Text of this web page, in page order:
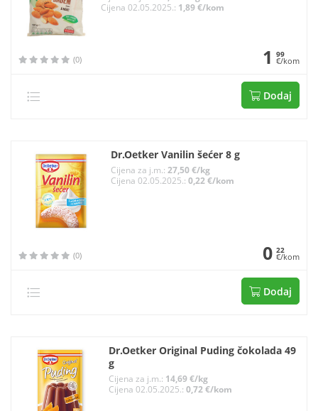
Cijena 02.05.2025.: 1,89 €/kom
(0) 1 99
€/kom
Dodaj
Dr.Oetker Vanilin šećer 8 g
Cijena za j.m.: 27,50 €/kg
Cijena 02.05.2025.: 0,22 €/kom
(0) 0 22
€/kom
Dodaj
Dr.Oetker Original Puding čokolada 49
g
Cijena za j.m.: 14,69 €/kg
Cijena 02.05.2025.: 0,72 €/kom